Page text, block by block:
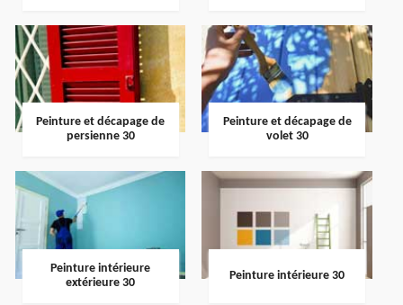
Peinture et décapage de
persienne 30
Peinture et décapage de
volet 30
Peinture intérieure
extérieure 30
Peinture intérieure 30